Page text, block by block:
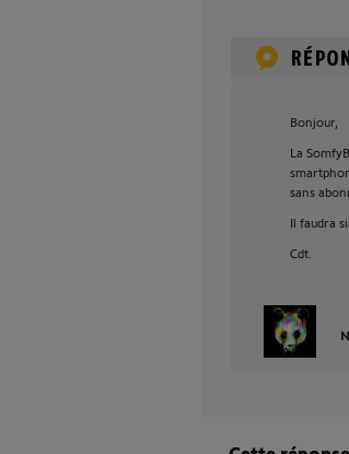
Bonjour,
La
sans
Il faudra
Cdt.